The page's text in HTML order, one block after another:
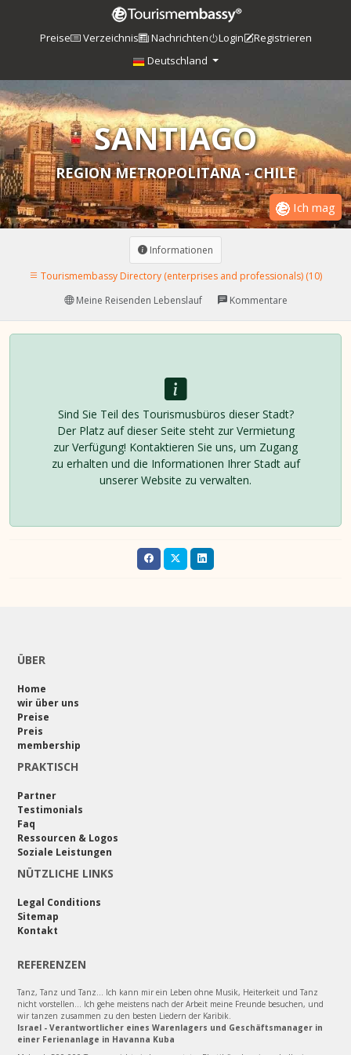
Preise Verzeichnis Nachrichten Login
Registrieren
Deutschland
SANTIAGO
REGION METROPOLITANA - CHILE
Ich mag
Informationen
Tourismembassy Directory (enterprises and professionals) (10)
Meine Reisenden Lebenslauf
Kommentare
Sind Sie Teil des Tourismusbüros dieser Stadt?
Der Platz auf dieser Seite steht zur Vermietung
zur Verfügung! Kontaktieren Sie uns, um Zugang
zu erhalten und die Informationen Ihrer Stadt auf
unserer Website zu verwalten.
ÜBER
Home
wir über uns
Preise
Preis
membership
PRAKTISCH
Partner
Testimonials
Faq
Ressourcen & Logos
Soziale Leistungen
NÜTZLICHE LINKS
Legal Conditions
Sitemap
Kontakt
REFERENZEN
Tanz, Tanz und Tanz... Ich kann mir ein Leben ohne Musik, Heiterkeit und Tanz
nicht vorstellen... Ich gehe meistens nach der Arbeit meine Freunde besuchen, und
wir tanzen zusammen zu den besten Liedern der Karibik.
Israel - Verantwortlicher eines Warenlagers und Geschäftsmanager in
einer Ferienanlage in Havanna Kuba